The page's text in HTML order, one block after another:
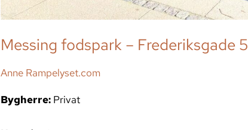
Messing fodspark – Frederiksgade 5
Anne Rampelyset.com
Bygherre:Privat